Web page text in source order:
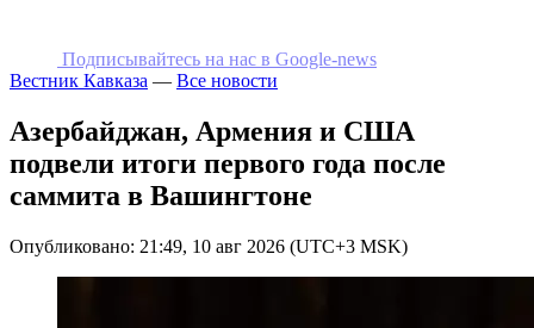
Подписывайтесь на наc в Google-news
Вестник Кавказа — Все новости
Азербайджан, Армения и США
подвели итоги первого года после
саммита в Вашингтоне
Опубликовано: 21:49, 10 авг 2026 (UTC+3 MSK)